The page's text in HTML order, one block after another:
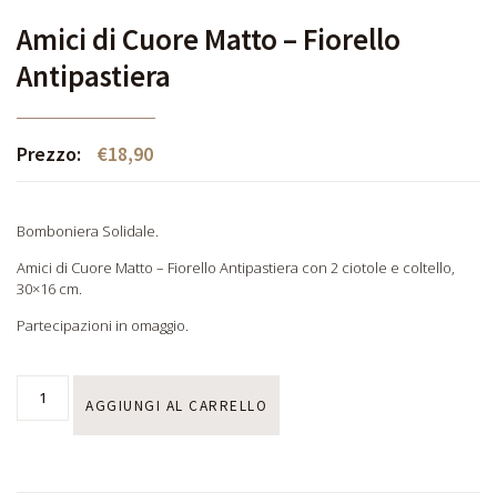
Amici di Cuore Matto – Fiorello
Antipastiera
Prezzo: €18,90
Bomboniera Solidale.
Amici di Cuore Matto – Fiorello Antipastiera con 2 ciotole e coltello,
30×16 cm.
Partecipazioni in omaggio.
AGGIUNGI AL CARRELLO